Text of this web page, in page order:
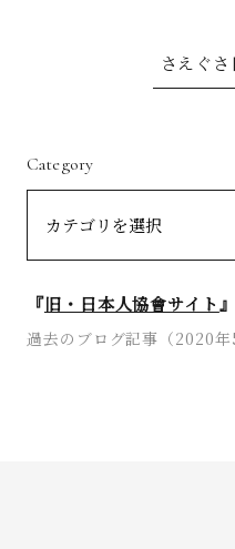
さえぐ
Category
『旧・日本人協會サイト』
過去のブログ記事（2020年